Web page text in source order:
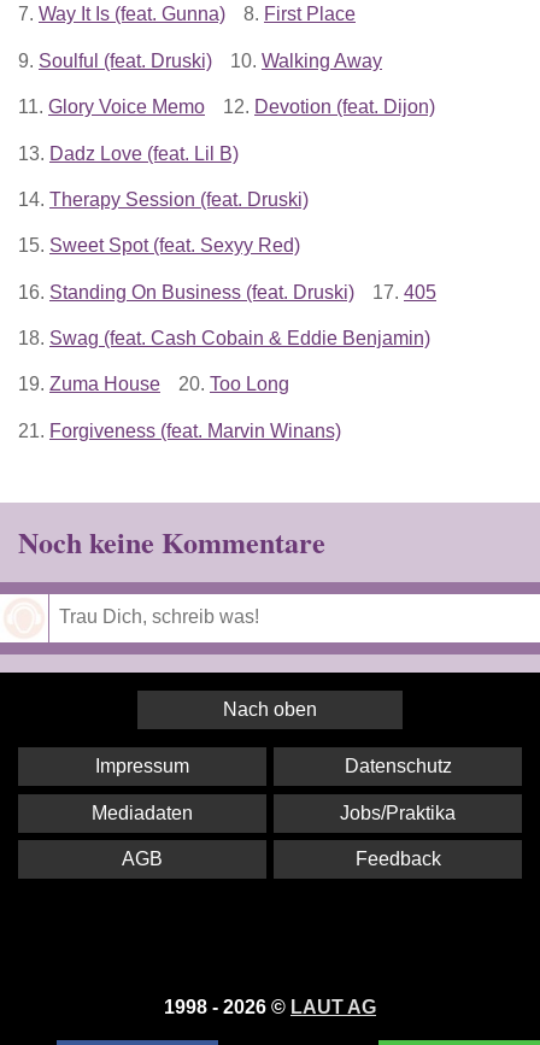
7. Way It Is (feat. Gunna) 8. First Place
9. Soulful (feat. Druski) 10. Walking Away
11. Glory Voice Memo 12. Devotion (feat. Dijon)
13. Dadz Love (feat. Lil B)
14. Therapy Session (feat. Druski)
15. Sweet Spot (feat. Sexyy Red)
16. Standing On Business (feat. Druski) 17. 405
18. Swag (feat. Cash Cobain & Eddie Benjamin)
19. Zuma House 20. Too Long
21. Forgiveness (feat. Marvin Winans)
Noch keine Kommentare
Nach oben
1998 - 2026 © LAUT AG
Impressum Datenschutz
Mediadaten Jobs/Praktika
AGB Feedback